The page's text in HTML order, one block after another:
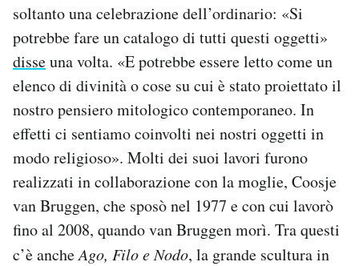
soltanto una celebrazione dell’ordinario: «Si
potrebbe fare un catalogo di tutti questi oggetti»
disseuna volta. «E potrebbe essere letto come un
elenco di divinità o cose su cui è stato proiettato il
nostro pensiero mitologico contemporaneo. In
effetti ci sentiamo coinvolti nei nostri oggetti in
modo religioso». Molti dei suoi lavori furono
realizzati in collaborazione con la moglie, Coosje
van Bruggen, che sposò nel 1977 e con cui lavorò
fino al 2008, quando van Bruggen morì. Tra questi
c’è ancheAgo, Filo e Nodo, la grande scultura in